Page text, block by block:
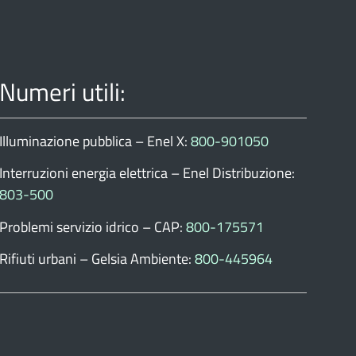
Numeri utili:
Illuminazione pubblica – Enel X:800-901050
Interruzioni energia elettrica – Enel Distribuzione:
803-500
Problemi servizio idrico – CAP:800-175571
Rifiuti urbani – Gelsia Ambiente:800-445964